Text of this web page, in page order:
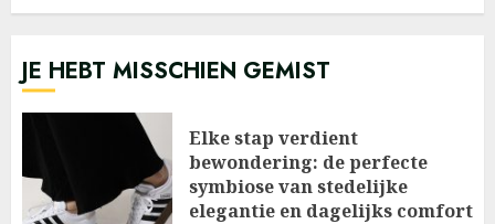
JE HEBT MISSCHIEN GEMIST
Elke stap verdient
bewondering: de perfecte
symbiose van stedelijke
elegantie en dagelijks comfort